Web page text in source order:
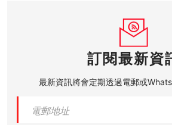
訂閱最新資
最新資訊將會定期透過電郵或